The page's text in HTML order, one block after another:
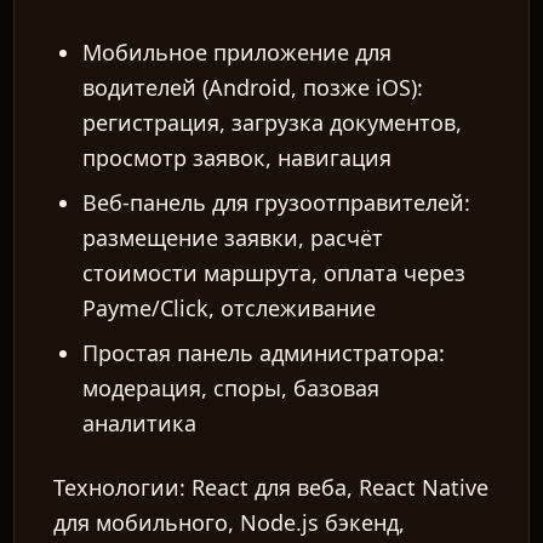
Мобильное приложение для
водителей (Android, позже iOS):
регистрация, загрузка документов,
просмотр заявок, навигация
Веб-панель для грузоотправителей:
размещение заявки, расчёт
стоимости маршрута, оплата через
Payme/Click, отслеживание
Простая панель администратора:
модерация, споры, базовая
аналитика
Технологии: React для веба, React Native
для мобильного, Node.js бэкенд,